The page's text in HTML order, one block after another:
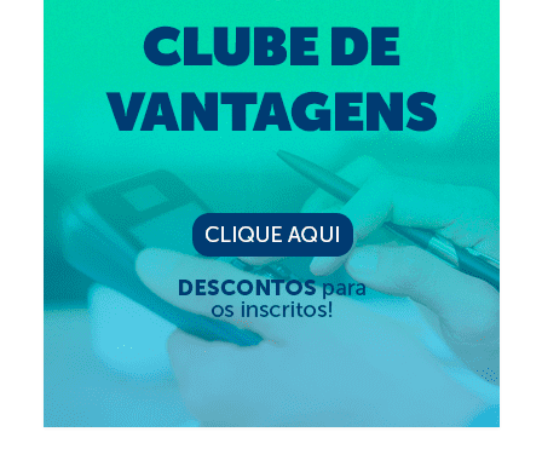
Legislações
Decisões
Resoluções
Desagravo Público
Processos Éticos
Censura Pública
Suspensão do Exercício Profissional